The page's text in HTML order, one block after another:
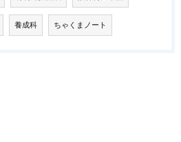
養成科 ちゃくまノート